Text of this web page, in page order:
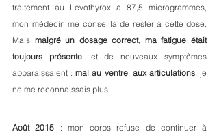
traitement au Levothyrox à 87,5 microgrammes,
mon médecin me conseilla de rester à cette dose.
Mais malgré un dosage correct, ma fatigue était
toujours présente, et de nouveaux symptômes
apparaissaient : mal au ventre, aux articulations, je
ne me reconnaissais plus.
Août 2015 : mon corps refuse de continuer à